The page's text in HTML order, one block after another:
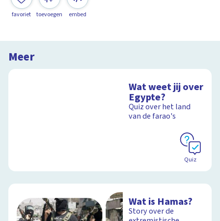
favoriet toevoegen embed
Meer
Wat weet jij over
Egypte?
Quiz over het land
van de farao's
Quiz
Wat is Hamas?
Story over de